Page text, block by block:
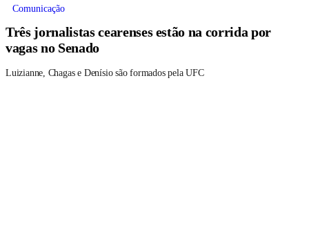
Comunicação
Três jornalistas cearenses estão na corrida por
vagas no Senado
Luizianne, Chagas e Denísio são formados pela UFC